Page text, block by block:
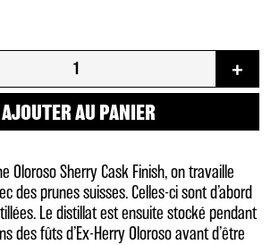
+
AJOUTER AU PANIER
Oloroso Sherry Cask Finish, on travaille
des prunes suisses. Celles-ci sont d’abord
Le distillat est ensuite stocké pendant
des fûts d’Ex-Herry Oloroso avant d’être